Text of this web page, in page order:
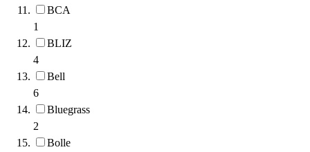
BCA
1
BLIZ
4
Bell
6
Bluegrass
2
Bolle